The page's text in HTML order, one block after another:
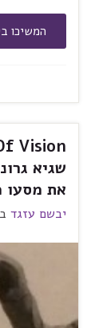
המשיכו
שגיא
את מסעו
יבשם עזגד